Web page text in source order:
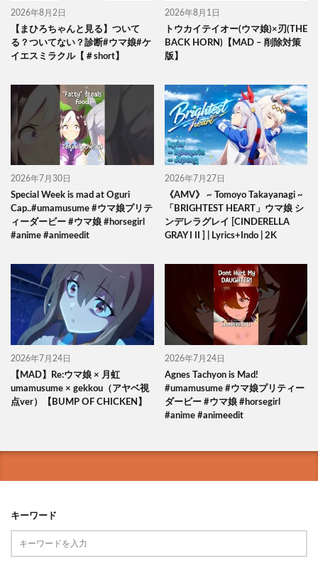
2026年8月2日
【まひろちゃんと見る】ついて
る？ついてない？診断#ウマ娘#ケ
イエスミラクル【＃short】
2026年8月1日
トウカイテイオー(ウマ娘)×刃(THE
BACK HORN)【MAD – 削除対策
版】
2026年7月30日
Special Week is mad at Oguri
Cap..#umamusume #ウマ娘プリテ
ィーダービー #ウマ娘 #horsegirl
#anime #animeedit
2026年7月27日
《AMV》 ~ Tomoyo Takayanagi ~
「BRIGHTEST HEART」ウマ娘 シ
ンデレラグレイ [CINDERELLA
GRAY I II ] | Lyrics+Indo | 2K
2026年7月24日
【MAD】Re:ウマ娘 × 月虹
umamusume × gekkou（アヤベ視
点ver）【BUMP OF CHICKEN】
2026年7月24日
Agnes Tachyon is Mad!
#umamusume #ウマ娘プリティー
ダービー #ウマ娘 #horsegirl
#anime #animeedit
キーワード